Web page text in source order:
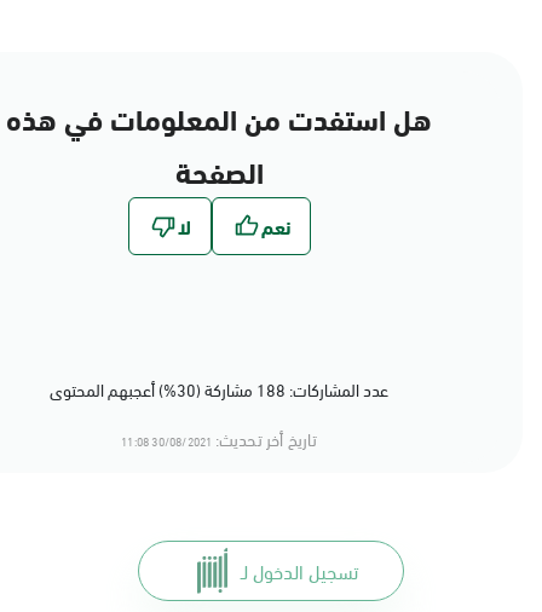
هل استفدت من المعلومات في هذه
الصفحة
عدد المشاركات: 188 مشاركة (30%) أعجبهم المحتوى
تاريخ أخر تحديث: 30/08/2021 11:08
تسجيل الدخول لـ